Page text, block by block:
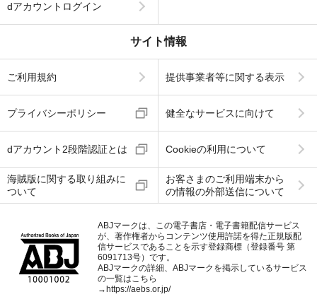
dアカウントログイン
サイト情報
ご利用規約 提供事業者等に関する表示
プライバシーポリシー 健全なサービスに向けて
dアカウント2段階認証とは Cookieの利用について
海賊版に関する取り組みに
ついて
お客さまのご利用端末から
の情報の外部送信について
ABJマークは、この電子書店・電子書籍配信サービス
が、著作権者からコンテンツ使用許諾を得た正規版配
信サービスであることを示す登録商標（登録番号 第
6091713号）です。
ABJマークの詳細、ABJマークを掲示しているサービス
の一覧はこちら
→ https://aebs.or.jp/